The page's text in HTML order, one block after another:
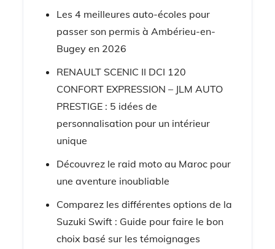
Les 4 meilleures auto-écoles pour
passer son permis à Ambérieu-en-
Bugey en 2026
RENAULT SCENIC II DCI 120
CONFORT EXPRESSION – JLM AUTO
PRESTIGE : 5 idées de
personnalisation pour un intérieur
unique
Découvrez le raid moto au Maroc pour
une aventure inoubliable
Comparez les différentes options de la
Suzuki Swift : Guide pour faire le bon
choix basé sur les témoignages